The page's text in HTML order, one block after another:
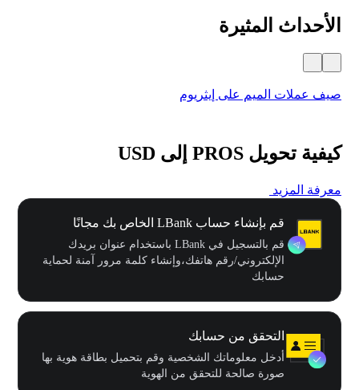
الأحداث المثيرة
صيف عملات الميم على إيثريوم
كيفية تحويل PROS إلى USD
معرفة المزيد
قم بإنشاء حساب LBank الخاص بك مجانًا
قم بالتسجيل في LBank باستخدام عنوان بريدك
الإلكتروني/رقم هاتفك،وإنشاء كلمة مرور آمنة لحماية
حسابك
التحقق من حسابك
أدخل معلوماتك الشخصية وقم بتحميل بطاقة هوية بها
صورة صالحة للتحقق من الهوية